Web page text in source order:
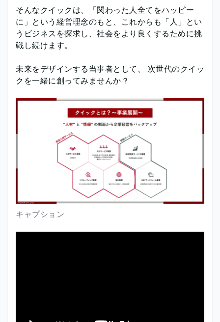
そんなクイックは、「関わった人全てをハッピー
に」という経営理念のもと、これからも「人」とい
うビジネスを探求し、社会をより良くするために挑
戦し続けます。
未来をデザインする当事者として、 次世代のクイッ
クを一緒に創ってみませんか？
キャプション